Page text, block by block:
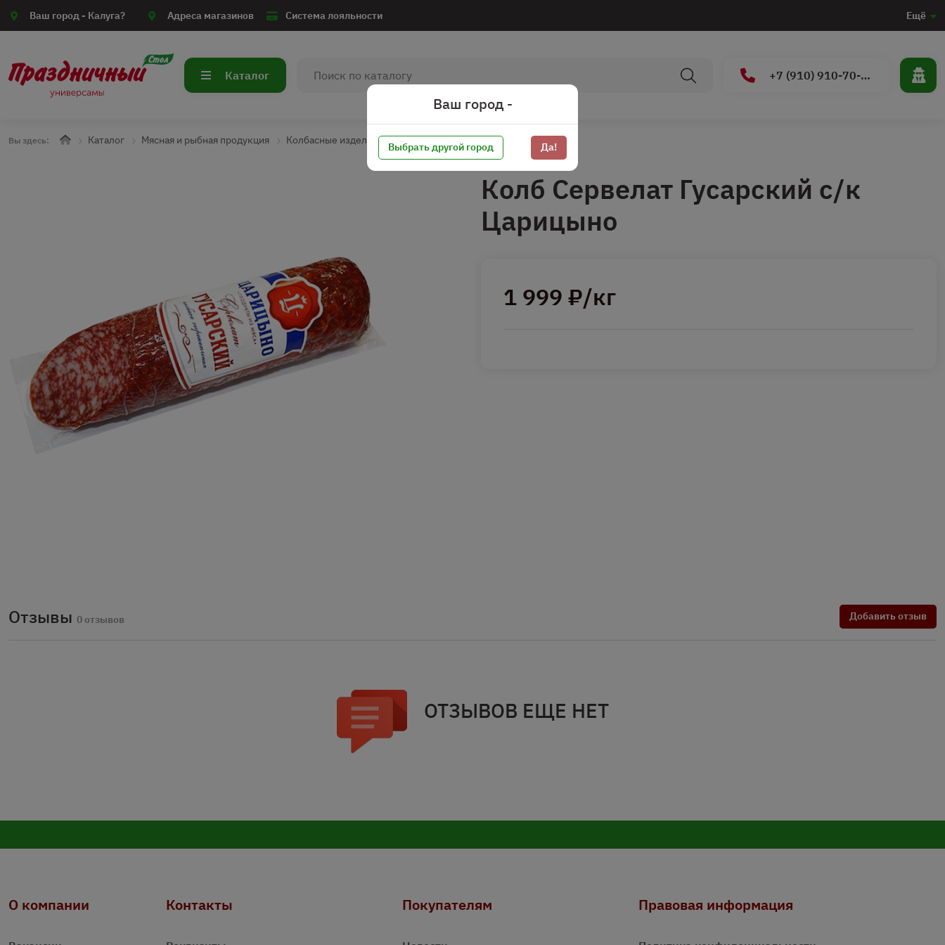
Ваш город - Калуга? Адреса магазинов Система лояльности Ещё
Каталог +7 (910) 910-70-15
Вы здесь: Каталог Мясная и рыбная продукция Колбасные изделия Колбаса с/к Колбаса с/к весовая
Колб Сервелат Гусарский с/к
Царицыно
1 999 ₽/кг
Отзывы 0 отзывов Добавить отзыв
ОТЗЫВОВ ЕЩЕ НЕТ
О компании Контакты Покупателям Правовая информация
Ваш город -
Выбрать другой город Да!